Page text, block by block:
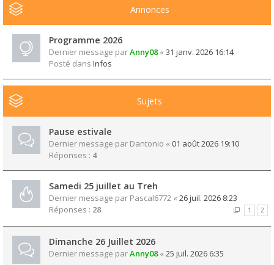
Annonces
Programme 2026
Dernier message parAnny08« 31 janv. 2026 16:14
Posté dans Infos
Sujets
Pause estivale
Dernier message par Dantonio « 01 août 2026 19:10
Réponses : 4
Samedi 25 juillet au Treh
Dernier message par Pascal6772 « 26 juil. 2026 8:23
Réponses : 28 1 2
Dimanche 26 Juillet 2026
Dernier message parAnny08« 25 juil. 2026 6:35